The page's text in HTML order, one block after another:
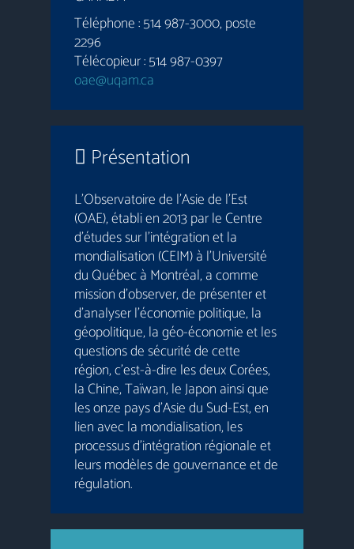
Téléphone : 514 987-3000, poste
2296
Télécopieur : 514 987-0397
oae@uqam.ca
Présentation
L’Observatoire de l’Asie de l’Est
(OAE), établi en 2013 par le Centre
d’études sur l’intégration et la
mondialisation (CEIM) à l’Université
du Québec à Montréal, a comme
mission d’observer, de présenter et
d’analyser l’économie politique, la
géopolitique, la géo-économie et les
questions de sécurité de cette
région, c’est-à-dire les deux Corées,
la Chine, Taïwan, le Japon ainsi que
les onze pays d’Asie du Sud-Est, en
lien avec la mondialisation, les
processus d’intégration régionale et
leurs modèles de gouvernance et de
régulation.